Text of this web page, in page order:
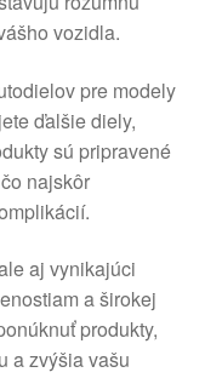
vozidla.
pre modely
ďalšie diely,
sú pripravené
najskôr
aj vynikajúci
a širokej
produkty,
a zvýšia vašu